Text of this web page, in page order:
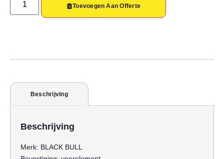
Toevoegen Aan Offerte
Beschrijving
Beschrijving
Merk: BLACK BULL